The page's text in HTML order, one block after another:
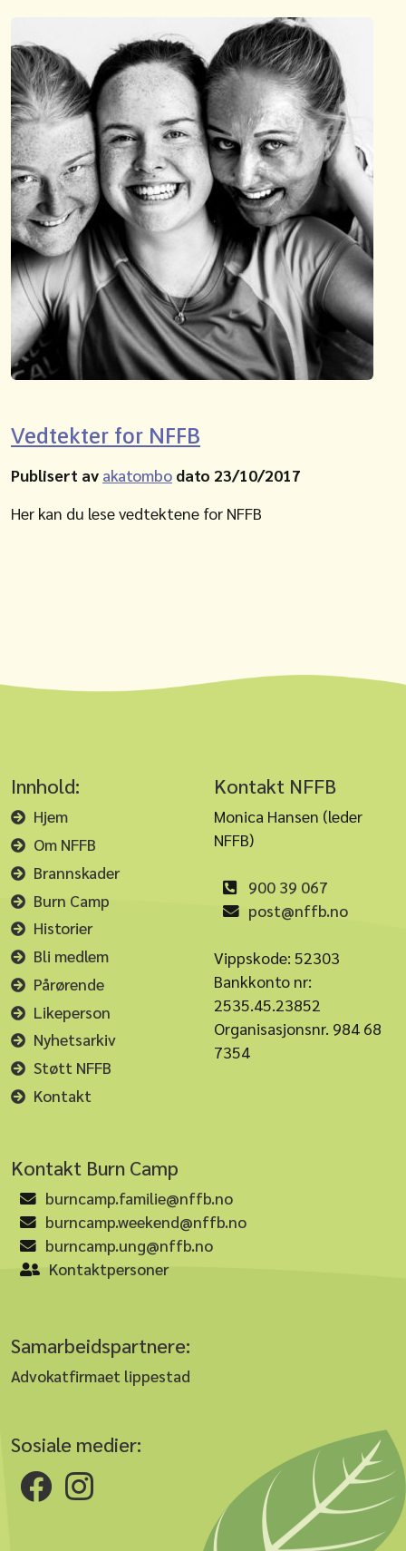
Vedtekter for NFFB
Publisert av akatombo dato 23/10/2017
Her kan du lese vedtektene for NFFB
Innhold:
Hjem
Om NFFB
Brannskader
Burn Camp
Historier
Bli medlem
Pårørende
Likeperson
Nyhetsarkiv
Støtt NFFB
Kontakt
Kontakt NFFB
Monica Hansen (leder
NFFB)
900 39 067
post@nffb.no
Vippskode: 52303
Bankkonto nr:
2535.45.23852
Organisasjonsnr. 984 68
7354
Kontakt Burn Camp
burncamp.familie@nffb.no
burncamp.weekend@nffb.no
burncamp.ung@nffb.no
Kontaktpersoner
Samarbeidspartnere:
Advokatfirmaet lippestad
Sosiale medier: